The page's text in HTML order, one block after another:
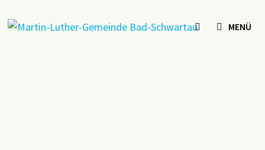
Inhalt
MENÜ